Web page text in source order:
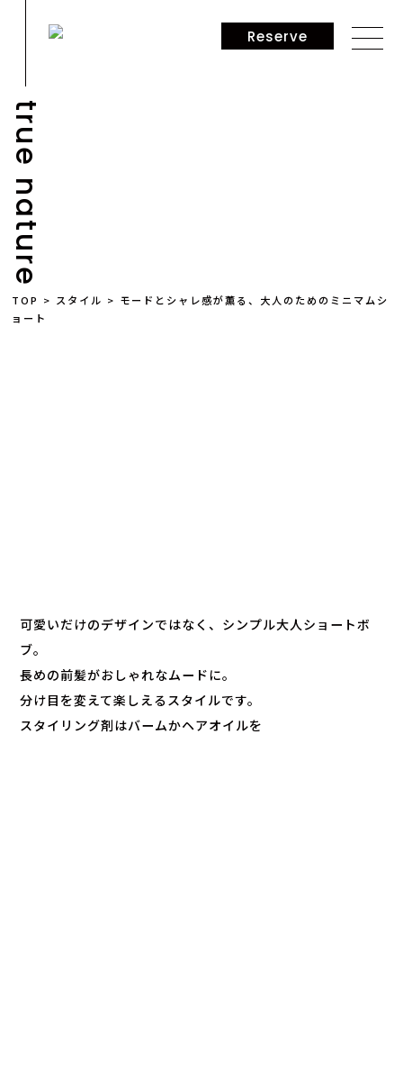
Reserve
true nature
TOP > スタイル > モードとシャレ感が薫る、大人のためのミニマムシ
ョート
可愛いだけのデザインではなく、シンプル大人ショートボ
ブ。
長めの前髪がおしゃれなムードに。
分け目を変えて楽しえるスタイルです。
スタイリング剤はバームかヘアオイルを